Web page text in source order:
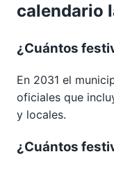
calendario
¿Cuántos
En 2031 el
oficiales que
y locales.
¿Cuántos